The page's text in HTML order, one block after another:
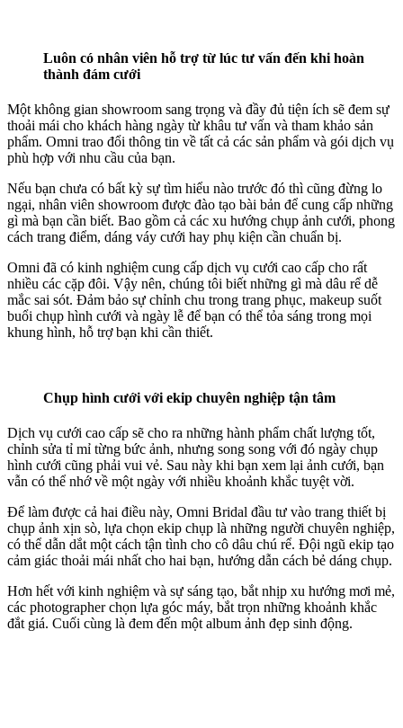
Luôn có nhân viên hỗ trợ từ lúc tư vấn đến khi hoàn
thành đám cưới
Một không gian showroom sang trọng và đầy đủ tiện ích sẽ đem sự
thoải mái cho khách hàng ngày từ khâu tư vấn và tham khảo sản
phẩm. Omni trao đổi thông tin về tất cả các sản phẩm và gói dịch vụ
phù hợp với nhu cầu của bạn.
Nếu bạn chưa có bất kỳ sự tìm hiểu nào trước đó thì cũng đừng lo
ngại, nhân viên showroom được đào tạo bài bản để cung cấp những
gì mà bạn cần biết. Bao gồm cả các xu hướng chụp ảnh cưới, phong
cách trang điểm, dáng váy cưới hay phụ kiện cần chuẩn bị.
Omni đã có kinh nghiệm cung cấp dịch vụ cưới cao cấp cho rất
nhiều các cặp đôi. Vậy nên, chúng tôi biết những gì mà dâu rể dễ
mắc sai sót. Đảm bảo sự chỉnh chu trong trang phục, makeup suốt
buổi chụp hình cưới và ngày lễ để bạn có thể tỏa sáng trong mọi
khung hình, hỗ trợ bạn khi cần thiết.
Chụp hình cưới với ekip chuyên nghiệp tận tâm
Dịch vụ cưới cao cấp sẽ cho ra những hành phẩm chất lượng tốt,
chỉnh sửa tỉ mỉ từng bức ảnh, nhưng song song với đó ngày chụp
hình cưới cũng phải vui vẻ. Sau này khi bạn xem lại ảnh cưới, bạn
vẫn có thể nhớ về một ngày với nhiều khoảnh khắc tuyệt vời.
Để làm được cả hai điều này, Omni Bridal đầu tư vào trang thiết bị
chụp ảnh xịn sò, lựa chọn ekip chụp là những người chuyên nghiệp,
có thể dẫn dắt một cách tận tình cho cô dâu chú rể. Đội ngũ ekip tạo
cảm giác thoải mái nhất cho hai bạn, hướng dẫn cách bẻ dáng chụp.
Hơn hết với kinh nghiệm và sự sáng tạo, bắt nhịp xu hướng mơi mẻ,
các photographer chọn lựa góc máy, bắt trọn những khoảnh khắc
đắt giá. Cuối cùng là đem đến một album ảnh đẹp sinh động.